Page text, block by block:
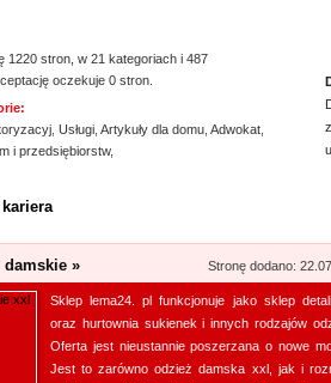
mysz? Niezwłocznie
myszki dla graczy, a jeżeli
mysz, również ją u nas
Jesteśmy firmą oferującą
Obsługujemy też serwis
nas pracownicy to
informacje na temat urządzeń
wyn...
1220 stron, w 21 kategoriach i 487
oczekuje 0 stron.
Usługi Artykuły dla domu Adwokat
i przedsiębiorstw,
damskie » Stronę dodano:
Sklep lema24. pl funkcjonuje jako sklep
oraz hurtownia sukienek i innych rodzajów
Oferta jest nieustannie poszerzana o nowe
Jest to zarówno odzież damska xxl, jak i